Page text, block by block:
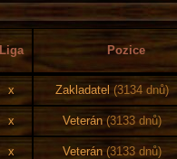
Liga Pozice
x Zakladatel (3134 dnů)
x Veterán (3133 dnů)
x Veterán (3133 dnů)